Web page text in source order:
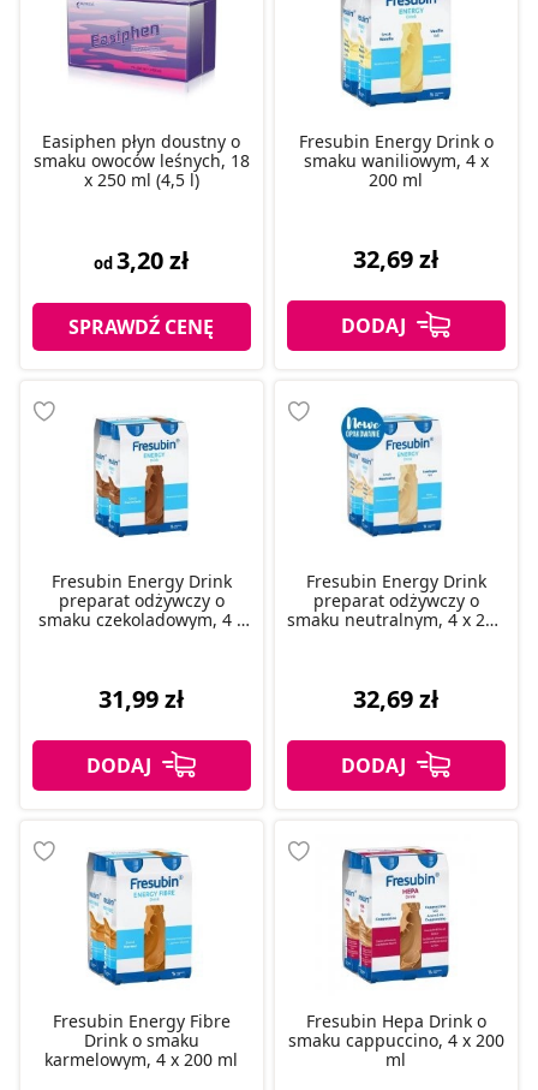
Easiphen płyn doustny o
smaku owoców leśnych, 18
x 250 ml (4,5 l)
od3,20 zł
SPRAWDŹ CENĘ
Fresubin Energy Drink o
smaku waniliowym, 4 x
200 ml
32,69 zł
Fresubin Energy Drink
preparat odżywczy o
smaku czekoladowym, 4 x
31,99 zł
Fresubin Energy Drink
preparat odżywczy o
smaku neutralnym, 4 x 200
32,69 zł
Fresubin Energy Fibre
Drink o smaku
karmelowym, 4 x 200 ml
Fresubin Hepa Drink o
smaku cappuccino, 4 x 200
ml